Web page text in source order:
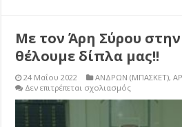
Με τον Άρη Σύρου
θέλουμε δίπλα μας!!
24 Μαΐου 2022 ΑΝΔΡΩΝ (ΜΠΑΣΚΕΤ),
Δεν επιτρέπεται σχολιασμόςστο
Με